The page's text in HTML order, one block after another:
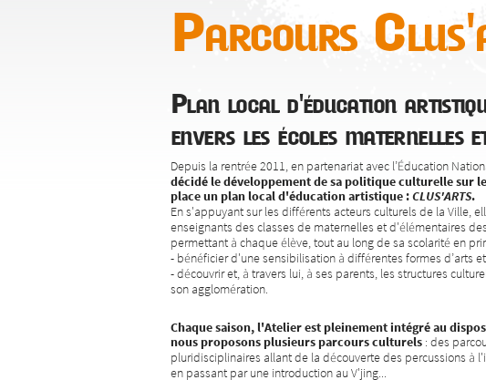
Parcours
Plan local d'éducation
envers les écoles maternelles
Depuis la rentrée 2011, en partenariat avec l’Éducation
décidé le développement de sa politique culturelle sur
place un plan local d'éducation artistique :CLUS'ARTS.
En s'appuyant sur les différents acteurs culturels de la Ville,
enseignants des classes de maternelles et d'élémentaires
permettant à chaque élève, tout au long de sa scolarité en
- bénéficier d'une sensibilisation à différentes formes d’arts
- découvrir et, à travers lui, à ses parents, les structures
son agglomération.
Chaque saison, l'Atelier est pleinement intégré au
nous proposons plusieurs parcours culturels : des
pluridisciplinaires allant de la découverte des percussions à
en passant par une introduction au V'jing...